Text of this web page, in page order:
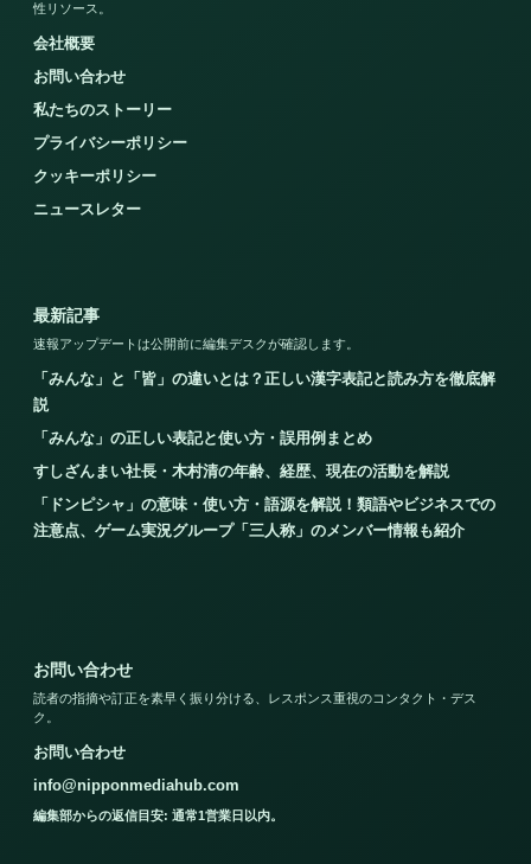
性リソース。
会社概要
お問い合わせ
私たちのストーリー
プライバシーポリシー
クッキーポリシー
ニュースレター
最新記事
速報アップデートは公開前に編集デスクが確認します。
「みんな」と「皆」の違いとは？正しい漢字表記と読み方を徹底解
説
「みんな」の正しい表記と使い方・誤用例まとめ
すしざんまい社長・木村清の年齢、経歴、現在の活動を解説
「ドンピシャ」の意味・使い方・語源を解説！類語やビジネスでの
注意点、ゲーム実況グループ「三人称」のメンバー情報も紹介
お問い合わせ
読者の指摘や訂正を素早く振り分ける、レスポンス重視のコンタクト・デス
ク。
お問い合わせ
info@nipponmediahub.com
編集部からの返信目安: 通常1営業日以内。